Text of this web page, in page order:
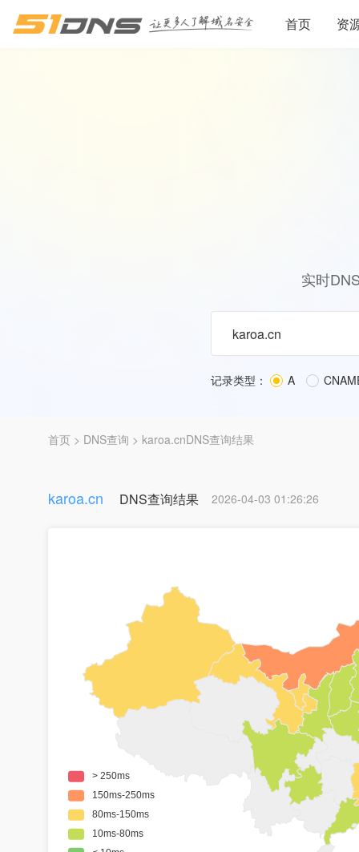
首页 资
实时
记录类型： A
首页 > DNS查询 > karoa.cnDNS查询结果
karoa.cn DNS查询结果 2026-04-03 01:26:26